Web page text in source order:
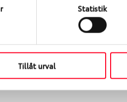
Statistik
Tillåt urval
till någon av våra
eller service. När vi byter